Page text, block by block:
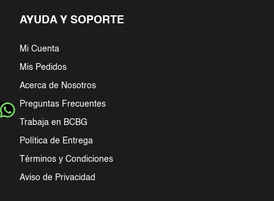
AYUDA Y SOPORTE
Mi Cuenta
Mis Pedidos
Acerca de Nosotros
Preguntas Frecuentes
Trabaja en BCBG
Política de Entrega
Términos y Condiciones
Aviso de Privacidad